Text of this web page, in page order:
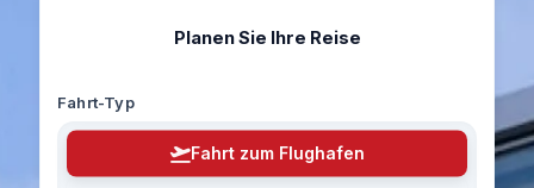
Planen Sie Ihre Reise
Fahrt-Typ
Fahrt zum Flughafen